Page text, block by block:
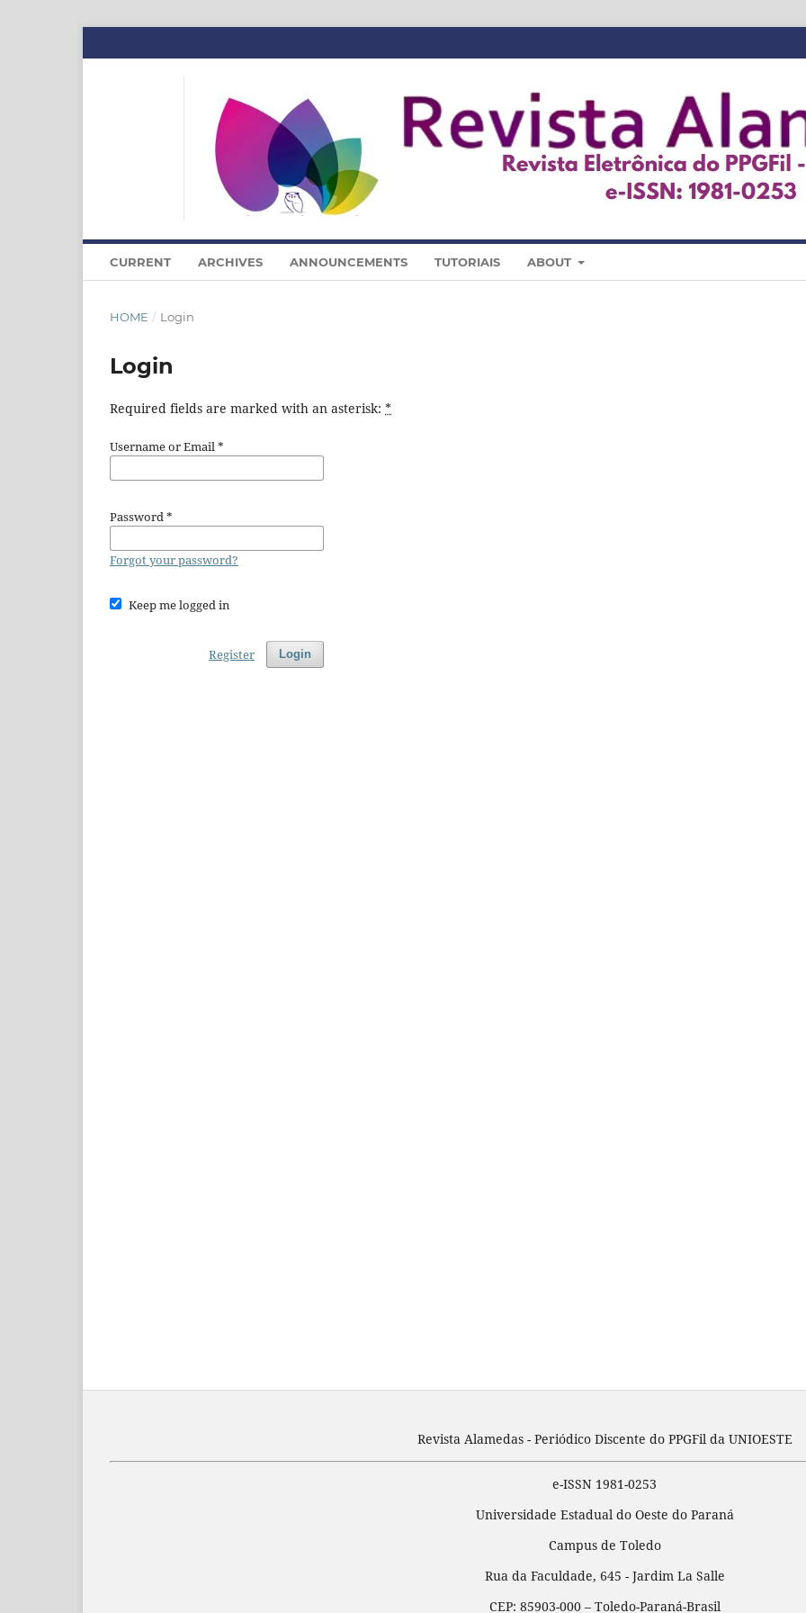
CURRENT ARCHIVES ANNOUNCEMENTS TUTORIAIS ABOUT
HOME / Login
Login
Required fields are marked with an asterisk: *
Username or Email*
Password*
Forgot your password?
Keep me logged in
Login
Register
Revista Alamedas - Periódico Discente do PPGFil da UNIOESTE
e-ISSN 1981-0253
Universidade Estadual do Oeste do Paraná
Campus de Toledo
Rua da Faculdade, 645 - Jardim La Salle
CEP: 85903-000 – Toledo-Paraná-Brasil